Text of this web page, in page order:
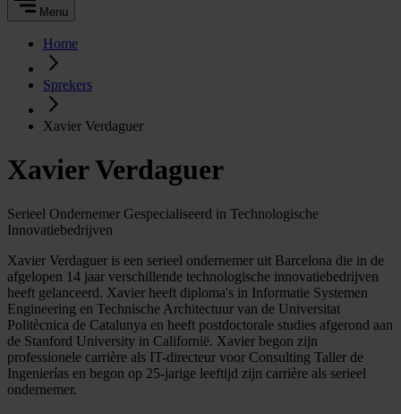
Menu
Home
Sprekers
Xavier Verdaguer
Xavier Verdaguer
Serieel Ondernemer Gespecialiseerd in Technologische
Innovatiebedrijven
Xavier Verdaguer is een serieel ondernemer uit Barcelona die in de
afgelopen 14 jaar verschillende technologische innovatiebedrijven
heeft gelanceerd. Xavier heeft diploma's in Informatie Systemen
Engineering en Technische Architectuur van de Universitat
Politècnica de Catalunya en heeft postdoctorale studies afgerond aan
de Stanford University in Californië. Xavier begon zijn
professionele carrière als IT-directeur voor Consulting Taller de
Ingenierías en begon op 25-jarige leeftijd zijn carrière als serieel
ondernemer.